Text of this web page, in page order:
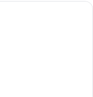
con cabecera de